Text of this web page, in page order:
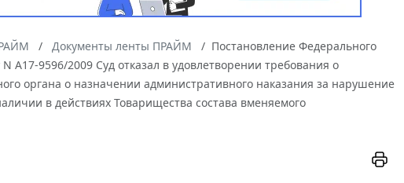
Документы ленты ПРАЙМ
Постановление Федерального
А17-9596/2009 Суд отказал в удовлетворении требования о
органа о назначении административного наказания за нарушение
в действиях Товарищества состава вменяемого